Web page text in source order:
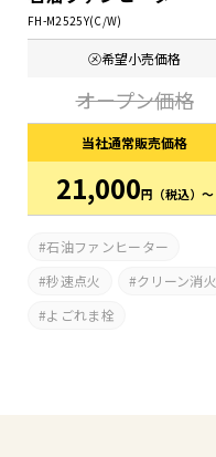
FH-M2525Y(C/W)
㋱希望小売価格
オープン価格
当社通常販売価格
21,000円 （税込）～
石油ファンヒーター
秒速点火
クリーン消火
よごれま栓